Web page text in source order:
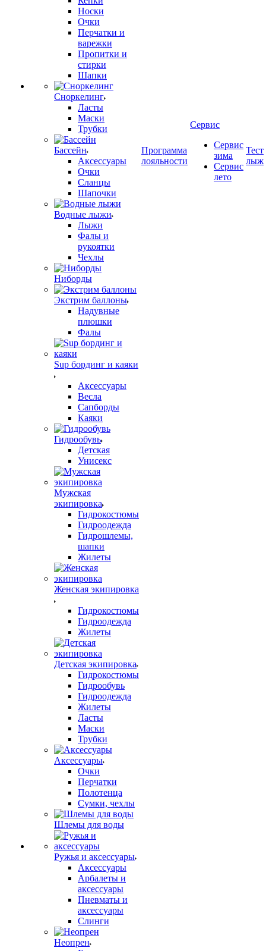
Носки
Очки
Перчатки и
варежки
Пропитки и
стирки
Шапки
Сноркелинг
Ласты
Маски
Трубки
Бассейн
Аксессуары
Очки
Сланцы
Шапочки
Водные лыжи
Лыжи
Фалы и
рукоятки
Чехлы
Ниборды
Экстрим баллоны
Надувные
плюшки
Фалы
Sup бординг и каяки
Аксессуары
Весла
Сапборды
Каяки
Гидрообувь
Детская
Унисекс
Мужская
экипировка
Гидрокостюмы
Гидроодежда
Гидрошлемы,
шапки
Жилеты
Женская экипировка
Гидрокостюмы
Гидроодежда
Жилеты
Детская экипировка
Гидрокостюмы
Гидрообувь
Гидроодежда
Жилеты
Ласты
Маски
Трубки
Аксессуары
Очки
Перчатки
Полотенца
Сумки, чехлы
Шлемы для воды
Ружья и аксессуары
Аксессуары
Арбалеты и
аксессуары
Пневматы и
аксессуары
Слинги
Неопрен
Программа
лояльности
Сервис
Сервис
зима
Сервис
лето
Тест
лыж